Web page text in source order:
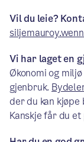
Vil du leie?
Vi har laget en
Økonomi og
gjenbruk.
der du kan
Kanskje får du